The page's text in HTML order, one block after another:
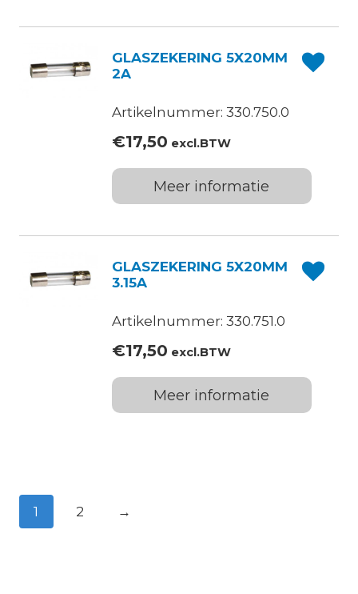
GLASZEKERING 5X20MM
2A
Artikelnummer: 330.750.0
€17,50 excl.BTW
Meer informatie
GLASZEKERING 5X20MM
3.15A
Artikelnummer: 330.751.0
€17,50 excl.BTW
Meer informatie
1 2 →